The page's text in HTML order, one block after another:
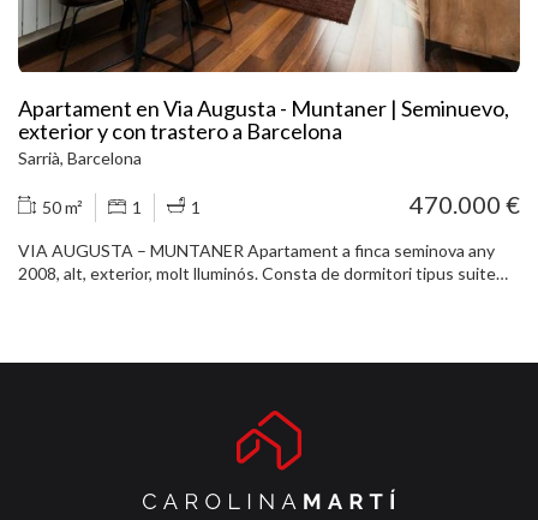
Apartament en Via Augusta - Muntaner | Seminuevo,
exterior y con trastero a Barcelona
Sarrià, Barcelona
50 m² 1 1 470.000 €
VIA AUGUSTA – MUNTANER Apartament a finca seminova any
2008, alt, exterior, molt lluminós. Consta de dormitori tipus suite
privat de 3 m2. Edifici amb 2 ascensors, servei de consergeria. Al